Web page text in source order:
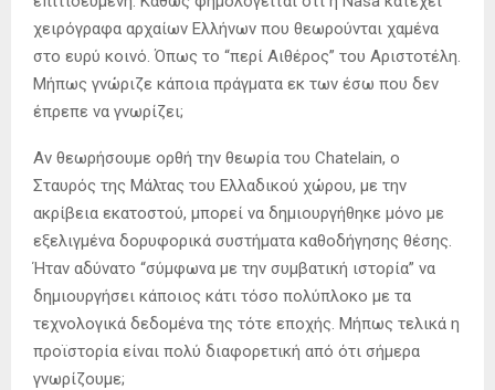
χειρόγραφα αρχαίων Ελλήνων που θεωρούνται χαμένα
στο ευρύ κοινό. Όπως το “περί Αιθέρος” του Αριστοτέλη.
Μήπως γνώριζε κάποια πράγματα εκ των έσω που δεν
έπρεπε να γνωρίζει;
Αν θεωρήσουμε ορθή την θεωρία του Chatelain, ο
Σταυρός της Μάλτας του Ελλαδικού χώρου, με την
ακρίβεια εκατοστού, μπορεί να δημιουργήθηκε μόνο με
εξελιγμένα δορυφορικά συστήματα καθοδήγησης θέσης.
Ήταν αδύνατο “σύμφωνα με την συμβατική ιστορία” να
δημιουργήσει κάποιος κάτι τόσο πολύπλοκο με τα
τεχνολογικά δεδομένα της τότε εποχής. Μήπως τελικά η
προϊστορία είναι πολύ διαφορετική από ότι σήμερα
γνωρίζουμε;